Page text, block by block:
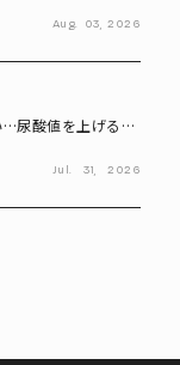
Aug. 03, 2026
尿酸値を上げる
Jul. 31, 2026